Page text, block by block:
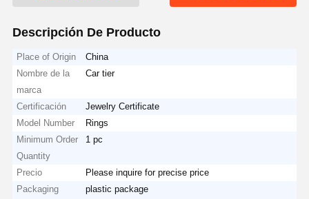
Descripción De Producto
Place of Origin
China
Nombre de la
marca
Car tier
Certificación
Jewelry Certificate
Model Number
Rings
Minimum Order
Quantity
1 pc
Precio
Please inquire for precise price
Packaging
plastic package